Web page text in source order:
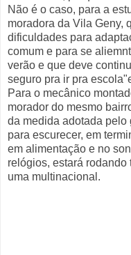
Não é o caso, para a
moradora da Vila Geny,
dificuldades para
comum e para se
verão e que deve
seguro pra ir pra
Para o mecânico
morador do mesmo
da medida adotada pelo
para escurecer, em
em alimentação e no
relógios, estará
uma multinacional.